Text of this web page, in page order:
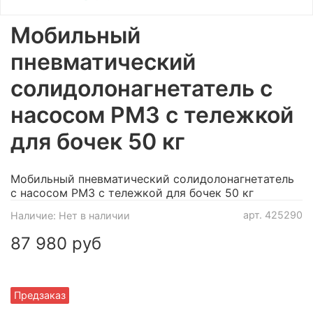
арт. 425290
Наличие: Нет в наличии
Предзаказ
Мобильный
пневматический
солидолонагнетатель с
насосом PM3 с тележкой
для бочек 50 кг
87 980 руб
Мобильный пневматический солидолонагнетатель
с насосом PM3 с тележкой для бочек 50 кг